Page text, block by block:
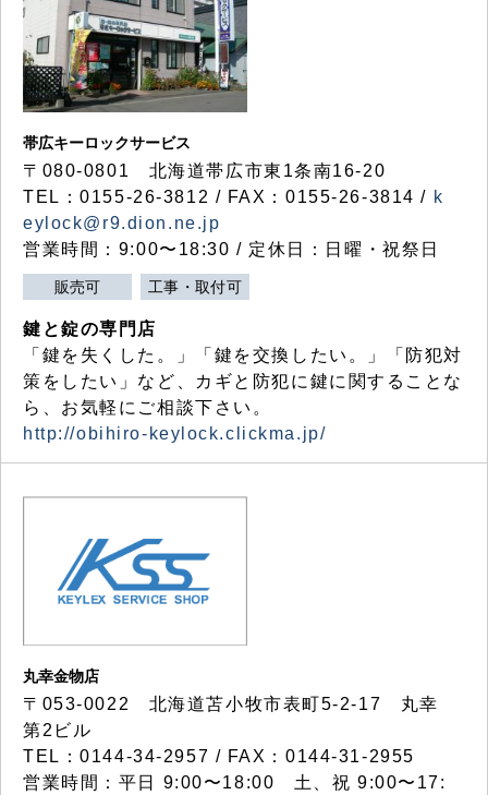
帯広キーロックサービス
〒080-0801 北海道帯広市東1条南16-20
TEL：0155-26-3812 / FAX：0155-26-3814 / k
eylock@r9.dion.ne.jp
営業時間：9:00〜18:30 / 定休日：日曜・祝祭日
販売可 工事・取付可
鍵と錠の専門店
「鍵を失くした。」「鍵を交換したい。」「防犯対
策をしたい」など、カギと防犯に鍵に関することな
ら、お気軽にご相談下さい。
http://obihiro-keylock.clickma.jp/
丸幸金物店
〒053-0022 北海道苫小牧市表町5-2-17 丸幸
第2ビル
TEL：0144-34-2957 / FAX：0144-31-2955
営業時間：平日 9:00〜18:00 土、祝 9:00〜17: